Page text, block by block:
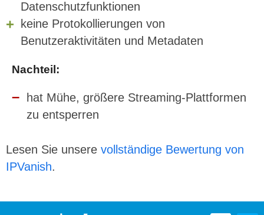
Datenschutzfunktionen
keine Protokollierungen von
Benutzeraktivitäten und Metadaten
Nachteil:
hat Mühe, größere Streaming-Plattformen
zu entsperren
Lesen Sie unsere vollständige Bewertung von
IPVanish.